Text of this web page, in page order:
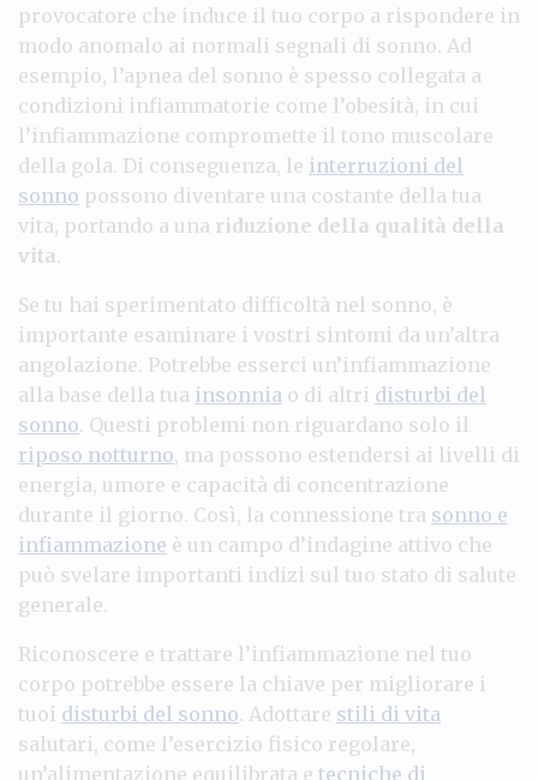
provocatore che induce il tuo corpo a rispondere in
modo anomalo ai normali segnali di sonno. Ad
esempio, l’apnea del sonno è spesso collegata a
condizioni infiammatorie come l’obesità, in cui
l’infiammazione compromette il tono muscolare
della gola. Di conseguenza, le interruzioni del
sonno possono diventare una costante della tua
vita, portando a una riduzione della qualità della
vita.
Se tu hai sperimentato difficoltà nel sonno, è
importante esaminare i vostri sintomi da un’altra
angolazione. Potrebbe esserci un’infiammazione
alla base della tua insonnia o di altri disturbi del
sonno. Questi problemi non riguardano solo il
riposo notturno, ma possono estendersi ai livelli di
energia, umore e capacità di concentrazione
durante il giorno. Così, la connessione tra sonno e
infiammazione è un campo d’indagine attivo che
può svelare importanti indizi sul tuo stato di salute
generale.
Riconoscere e trattare l’infiammazione nel tuo
corpo potrebbe essere la chiave per migliorare i
tuoi disturbi del sonno. Adottare stili di vita
salutari, come l’esercizio fisico regolare,
un’alimentazione equilibrata e tecniche di